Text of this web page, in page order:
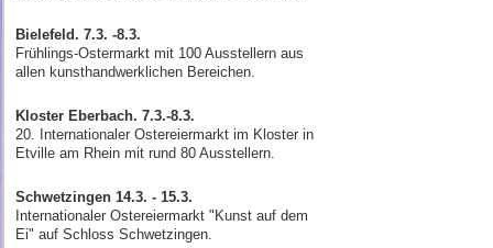
Bielefeld. 7.3. -8.3.
Frühlings-Ostermarkt mit 100 Ausstellern aus
allen kunst­hand­werklichen Bereichen.
Kloster Eberbach. 7.3.-8.3.
20. Internationaler Ostereiermarkt im Kloster in
Etville am Rhein mit rund 80 Ausstellern.
Schwetzingen 14.3. - 15.3.
Internationaler Ostereiermarkt "Kunst auf dem
Ei" auf Schloss Schwetzingen.